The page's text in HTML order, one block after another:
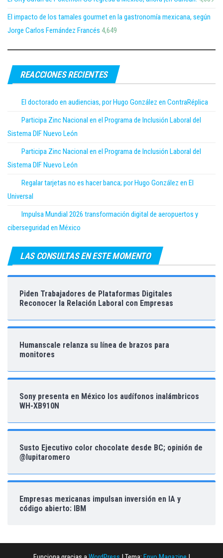
El impacto de los tamales gourmet en la gastronomía mexicana, según
Jorge Carlos Fernández Francés 4,649
REACCIONES RECIENTES
El doctorado en audiencias, por Hugo González en ContraRéplica
Participa Zinc Nacional en el Programa de Inclusión Laboral del
Sistema DIF Nuevo León
Participa Zinc Nacional en el Programa de Inclusión Laboral del
Sistema DIF Nuevo León
Regalar tarjetas no es hacer banca; por Hugo González en El
Universal
Impulsa Mundial 2026 transformación digital de aeropuertos y
ciberseguridad en México
LAS CONSULTAS EN ESTE MOMENTO
Piden Trabajadores de Plataformas Digitales
Reconocer la Relación Laboral con Empresas
Humanscale relanza su línea de brazos para
monitores
Sony presenta en México los audífonos inalámbricos
WH-XB910N
Susto Ejecutivo color chocolate desde BC; opinión de
@lupitaromero
Empresas mexicanas impulsan inversión en IA y
código abierto: IBM